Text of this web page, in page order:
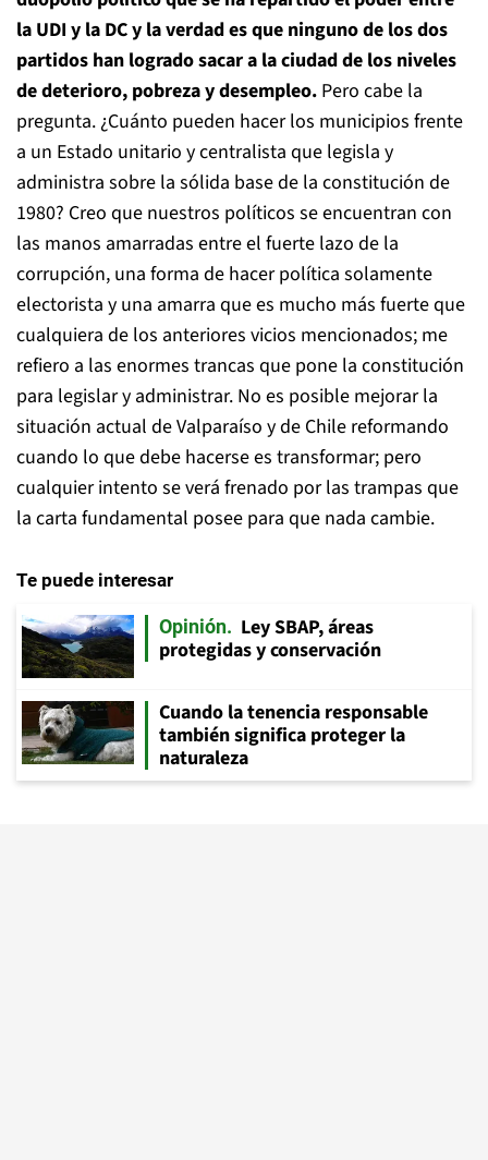
la UDI y la DC y la verdad es que ninguno de los dos
partidos han logrado sacar a la ciudad de los niveles
de deterioro, pobreza y desempleo. Pero cabe la
pregunta. ¿Cuánto pueden hacer los municipios frente
a un Estado unitario y centralista que legisla y
administra sobre la sólida base de la constitución de
1980? Creo que nuestros políticos se encuentran con
las manos amarradas entre el fuerte lazo de la
corrupción, una forma de hacer política solamente
electorista y una amarra que es mucho más fuerte que
cualquiera de los anteriores vicios mencionados; me
refiero a las enormes trancas que pone la constitución
para legislar y administrar. No es posible mejorar la
situación actual de Valparaíso y de Chile reformando
cuando lo que debe hacerse es transformar; pero
cualquier intento se verá frenado por las trampas que
la carta fundamental posee para que nada cambie.
Te puede interesar
Opinión
Ley SBAP, áreas
protegidas y conservación
Cuando la tenencia responsable
también significa proteger la
naturaleza